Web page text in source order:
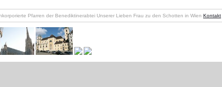
Pfarren der Benediktinerabtei Unserer Lieben Frau zu den Schotten in Wien Kontakt